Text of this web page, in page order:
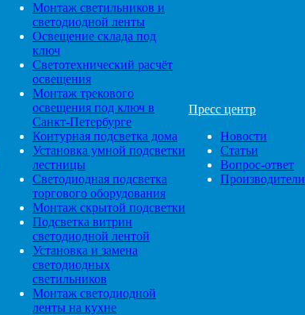
Монтаж светильников и
светодиодной ленты
Освещение склада под
ключ
Светотехнический расчёт
освещения
Монтаж трекового
освещения под ключ в
Санкт-Петербурге
Контурная подсветка дома
Установка умной подсветки
лестницы
Светодиодная подсветка
торгового оборудования
Монтаж скрытой подсветки
Подсветка витрин
светодиодной лентой
Установка и замена
светодиодных
светильников
Монтаж светодиодной
ленты на кухне
Пресс центр
Новости
Статьи
Вопрос-ответ
Производители